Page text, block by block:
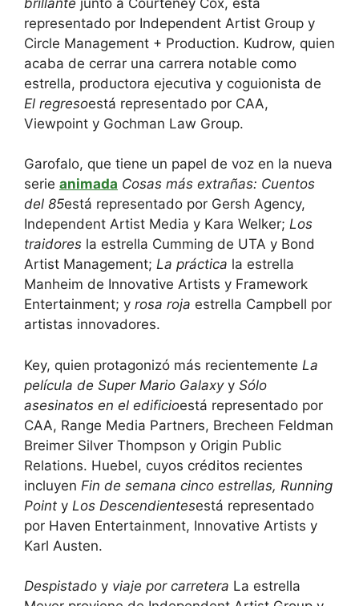
representado por Independent Artist Group y
Circle Management + Production. Kudrow, quien
acaba de cerrar una carrera notable como
estrella, productora ejecutiva y coguionista de
El regresoestá representado por CAA,
Viewpoint y Gochman Law Group.
Garofalo, que tiene un papel de voz en la nueva
serie animada Cosas más extrañas: Cuentos
del 85está representado por Gersh Agency,
Independent Artist Media y Kara Welker; Los
traidores la estrella Cumming de UTA y Bond
Artist Management; La práctica la estrella
Manheim de Innovative Artists y Framework
Entertainment; y rosa roja estrella Campbell por
artistas innovadores.
Key, quien protagonizó más recientemente La
película de Super Mario Galaxyy Sólo
asesinatos en el edificioestá representado por
CAA, Range Media Partners, Brecheen Feldman
Breimer Silver Thompson y Origin Public
Relations. Huebel, cuyos créditos recientes
incluyen Fin de semana cinco estrellas, Running
Point y Los Descendientesestá representado
por Haven Entertainment, Innovative Artists y
Karl Austen.
Despistado y viaje por carretera La estrella